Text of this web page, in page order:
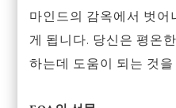
마인드의 감옥에서 벗어
게 됩니다. 당신은 평온
하는데 도움이 되는 것